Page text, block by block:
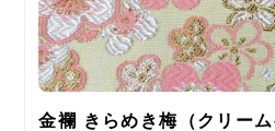
金襴 きらめき梅（クリーム